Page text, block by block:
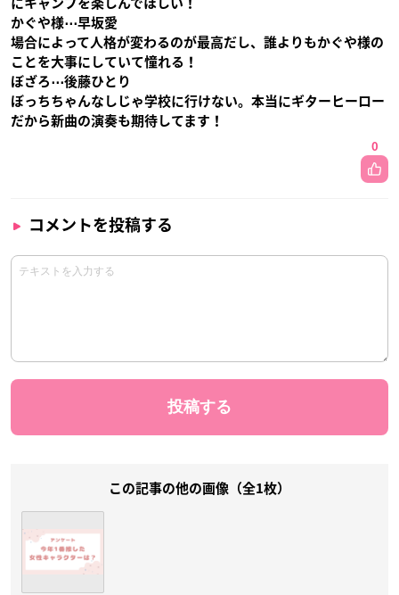
にキャンプを楽しんでほしい！
かぐや様⋯早坂愛
場合によって人格が変わるのが最高だし、誰よりもかぐや様の
ことを大事にしていて憧れる！
ぼざろ⋯後藤ひとり
ぼっちちゃんなしじゃ学校に行けない。本当にギターヒーロー
だから新曲の演奏も期待してます！
0
コメントを投稿する
この記事の他の画像（全1枚）